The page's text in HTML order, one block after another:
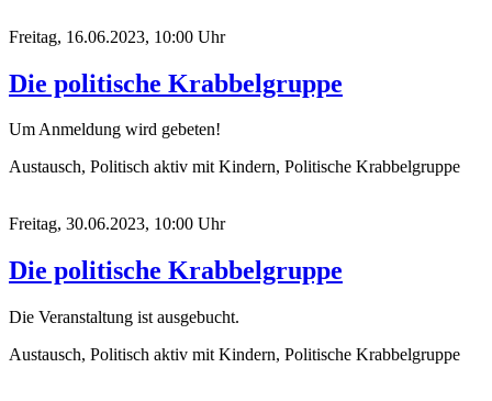
Freitag, 16.06.2023, 10:00 Uhr
Die politische Krabbelgruppe
Um Anmeldung wird gebeten!
Austausch, Politisch aktiv mit Kindern, Politische Krabbelgruppe
Freitag, 30.06.2023, 10:00 Uhr
Die politische Krabbelgruppe
Die Veranstaltung ist ausgebucht.
Austausch, Politisch aktiv mit Kindern, Politische Krabbelgruppe